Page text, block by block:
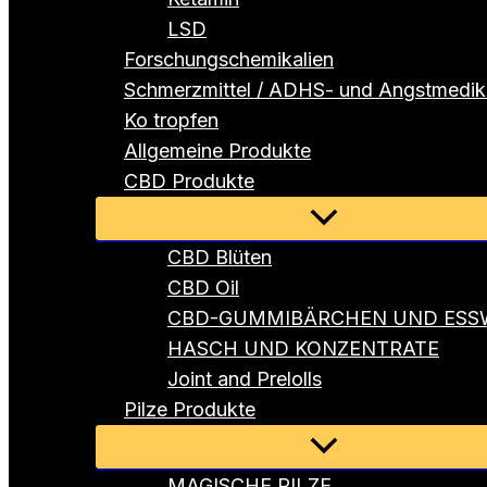
LSD
Forschungschemikalien
Schmerzmittel / ADHS- und
Ko tropfen
Allgemeine Produkte
CBD Produkte
Menü
umschalten
CBD Blüten
CBD Oil
CBD-GUMMIBÄRCHEN UND
HASCH UND KONZENTRATE
Joint and Prelolls
Pilze Produkte
Menü
umschalten